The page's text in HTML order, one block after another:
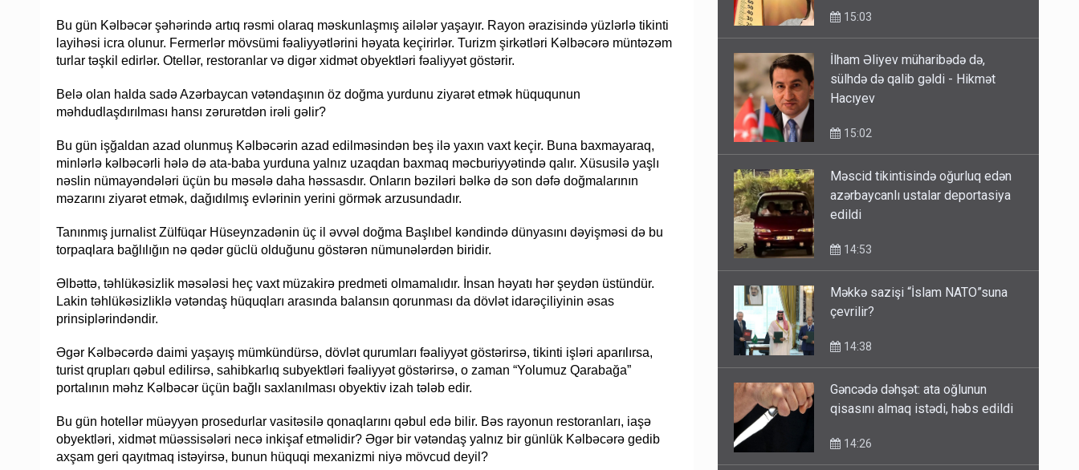
Bu gün Kəlbəcər şəhərində artıq rəsmi olaraq məskunlaşmış ailələr yaşayır. Rayon ərazisində yüzlərlə tikinti
layihəsi icra olunur. Fermerlər mövsümi fəaliyyətlərini həyata keçirirlər. Turizm şirkətləri Kəlbəcərə müntəzəm
turlar təşkil edirlər. Otellər, restoranlar və digər xidmət obyektləri fəaliyyət göstərir.
Belə olan halda sadə Azərbaycan vətəndaşının öz doğma yurdunu ziyarət etmək hüququnun
məhdudlaşdırılması hansı zərurətdən irəli gəlir?
Bu gün işğaldan azad olunmuş Kəlbəcərin azad edilməsindən beş ilə yaxın vaxt keçir. Buna baxmayaraq,
minlərlə kəlbəcərli hələ də ata-baba yurduna yalnız uzaqdan baxmaq məcburiyyətində qalır. Xüsusilə yaşlı
nəslin nümayəndələri üçün bu məsələ daha həssasdır. Onların bəziləri bəlkə də son dəfə doğmalarının
məzarını ziyarət etmək, dağıdılmış evlərinin yerini görmək arzusundadır.
Tanınmış jurnalist Zülfüqar Hüseynzadənin üç il əvvəl doğma Başlıbel kəndində dünyasını dəyişməsi də bu
torpaqlara bağlılığın nə qədər güclü olduğunu göstərən nümunələrdən biridir.
Əlbəttə, təhlükəsizlik məsələsi heç vaxt müzakirə predmeti olmamalıdır. İnsan həyatı hər şeydən üstündür.
Lakin təhlükəsizliklə vətəndaş hüquqları arasında balansın qorunması da dövlət idarəçiliyinin əsas
prinsiplərindəndir.
Əgər Kəlbəcərdə daimi yaşayış mümkündürsə, dövlət qurumları fəaliyyət göstərirsə, tikinti işləri aparılırsa,
turist qrupları qəbul edilirsə, sahibkarlıq subyektləri fəaliyyət göstərirsə, o zaman “Yolumuz Qarabağa”
portalının məhz Kəlbəcər üçün bağlı saxlanılması obyektiv izah tələb edir.
Bu gün hotellər müəyyən prosedurlar vasitəsilə qonaqlarını qəbul edə bilir. Bəs rayonun restoranları, iaşə
obyektləri, xidmət müəssisələri necə inkişaf etməlidir? Əgər bir vətəndaş yalnız bir günlük Kəlbəcərə gedib
axşam geri qayıtmaq istəyirsə, bunun hüquqi mexanizmi niyə mövcud deyil?
15:03
İlham Əliyev müharibədə də,
sülhdə də qalib gəldi - Hikmət
Hacıyev
15:02
Məscid tikintisində oğurluq edən
azərbaycanlı ustalar deportasiya
edildi
14:53
Məkkə sazişi “İslam NATO”suna
çevrilir?
14:38
Gəncədə dəhşət: ata oğlunun
qisasını almaq istədi, həbs edildi
14:26